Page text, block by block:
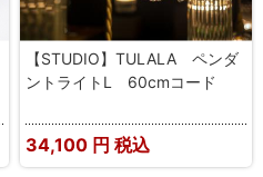
【STUDIO】TULALA ペンダ
ントライトL 60cmコード
34,100 円 税込